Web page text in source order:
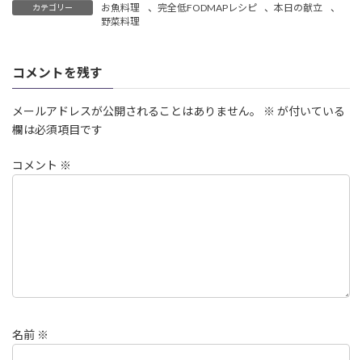
カテゴリー お魚料理 、 完全低FODMAPレシピ 、本日の献立
、
野菜料理
コメントを残す
メールアドレスが公開されることはありません。 ※ が付いている
欄は必須項目です
コメント ※
名前 ※